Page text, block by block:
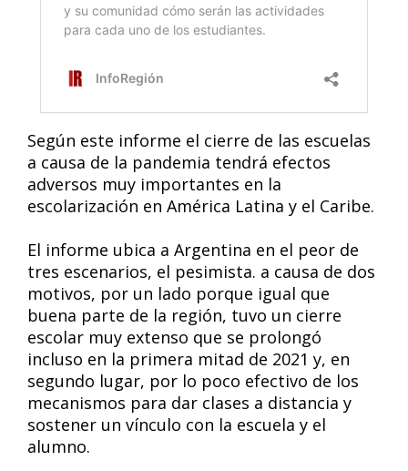
Según este informe el cierre de las escuelas
a causa de la pandemia tendrá efectos
adversos muy importantes en la
escolarización en América Latina y el Caribe.
El informe ubica a Argentina en el peor de
tres escenarios, el pesimista. a causa de dos
motivos, por un lado porque igual que
buena parte de la región, tuvo un cierre
escolar muy extenso que se prolongó
incluso en la primera mitad de 2021 y, en
segundo lugar, por lo poco efectivo de los
mecanismos para dar clases a distancia y
sostener un vínculo con la escuela y el
alumno.